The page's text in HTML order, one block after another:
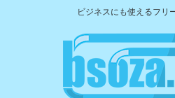
ビジネスにも使えるフリ